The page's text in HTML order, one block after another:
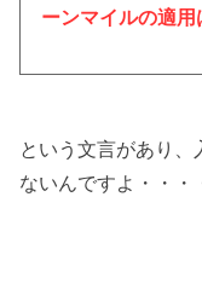
ーンマイルの適用
という文言があり、
ないんですよ・・・